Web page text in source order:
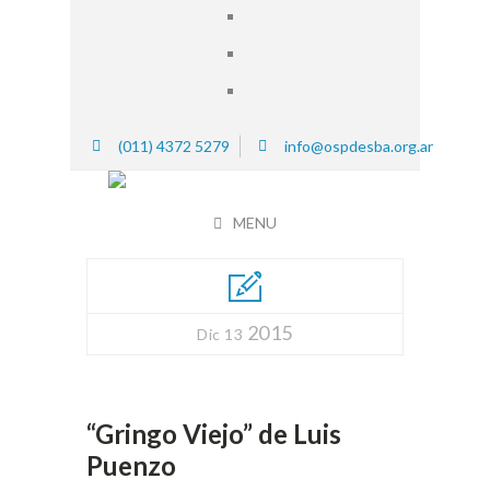
(011) 4372 5279 info@ospdesba.org.ar
MENU
Dic 13 2015
“Gringo Viejo” de Luis
Puenzo